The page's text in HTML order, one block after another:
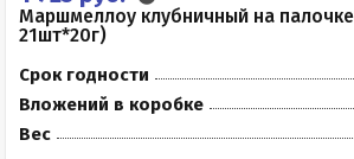
Маршмеллоу клубничный на
21шт*20г)
Срок годности
Вложений в коробке
Вес